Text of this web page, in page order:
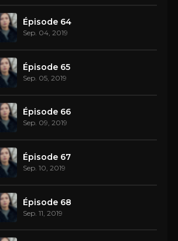
Épisode 64
Sep. 04, 2019
Épisode 65
Sep. 05, 2019
Épisode 66
Sep. 09, 2019
Épisode 67
Sep. 10, 2019
Épisode 68
Sep. 11, 2019